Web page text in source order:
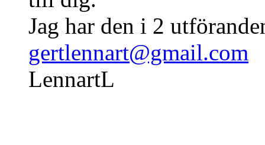
Jag har den i 2
gertlennart@gmail.com
LennartL